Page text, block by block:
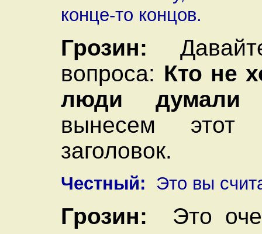
конце-то концов.
Грозин:
вопроса: Кто не
люди думали
вынесем
заголовок.
Честный: Это вы
Грозин: Это